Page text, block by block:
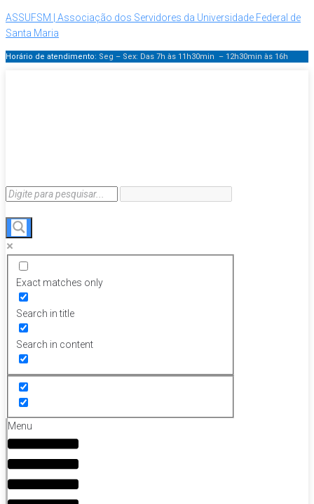
ASSUFSM | Associação dos Servidores da Universidade Federal de
Santa Maria
Horário de atendimento: Seg – Sex: Das 7h às 11h30min – 12h30min às 16h
Exact matches only
Search in title
Search in content
Menu